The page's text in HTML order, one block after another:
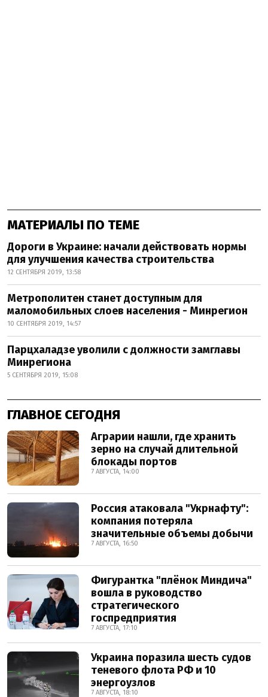
МАТЕРИАЛЫ ПО ТЕМЕ
Дороги в Украине: начали действовать нормы
для улучшения качества строительства
12 СЕНТЯБРЯ 2019, 13:58
Метрополитен станет доступным для
маломобильных слоев населения - Минрегион
10 СЕНТЯБРЯ 2019, 14:57
Парцхаладзе уволили с должности замглавы
Минрегиона
5 СЕНТЯБРЯ 2019, 15:08
ГЛАВНОЕ СЕГОДНЯ
Аграрии нашли, где хранить
зерно на случай длительной
блокады портов
7 АВГУСТА, 14:00
Россия атаковала "Укрнафту":
компания потеряла
значительные объемы добычи
7 АВГУСТА, 16:50
Фигурантка "плёнок Миндича"
вошла в руководство
стратегического
госпредприятия
7 АВГУСТА, 17:10
Украина поразила шесть судов
теневого флота РФ и 10
энергоузлов
7 АВГУСТА, 18:10